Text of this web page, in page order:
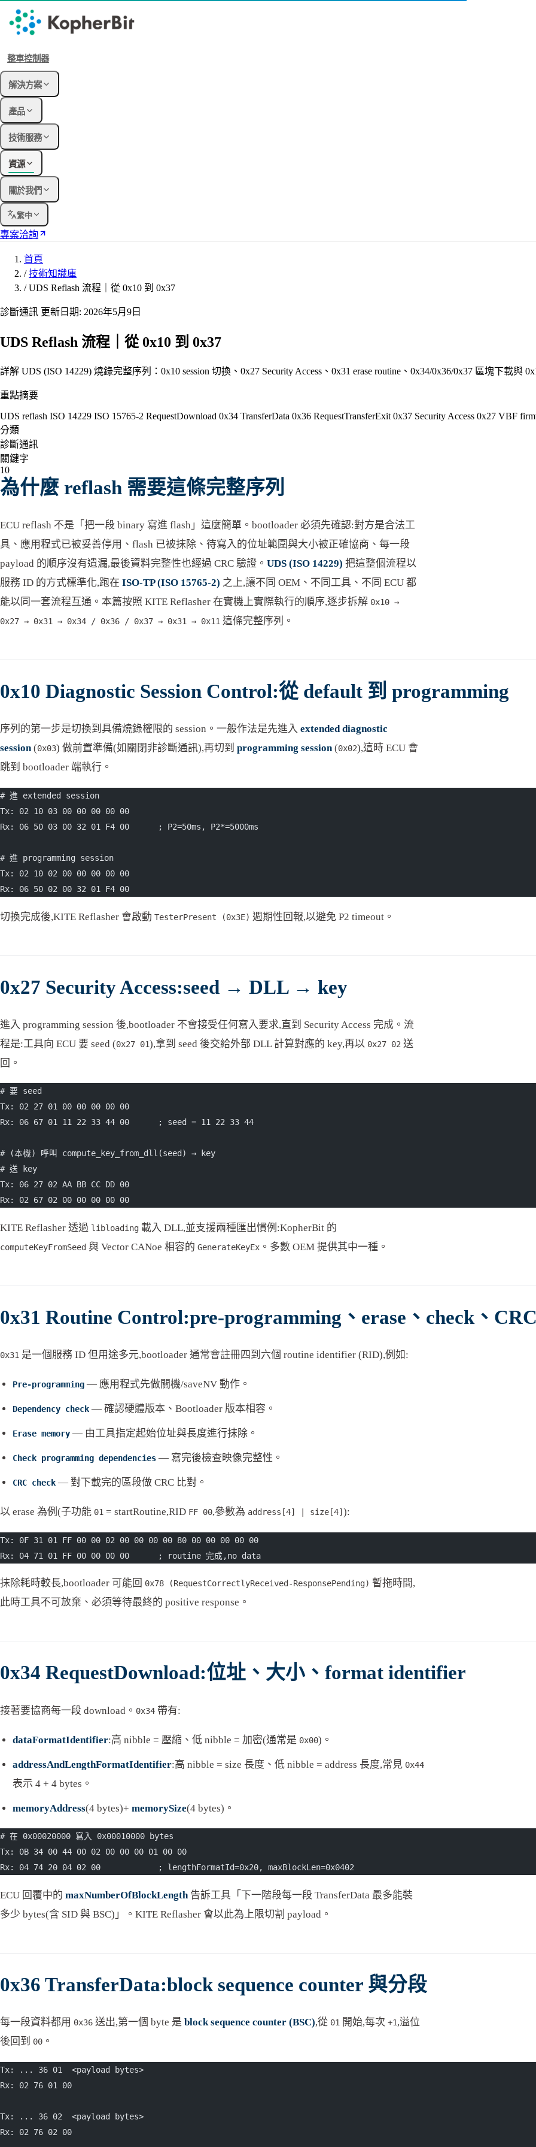
整車控制器
解決方案
產品
技術服務
資源
關於我們
繁中
專案洽詢
首頁
/ 技術知識庫
/ UDS Reflash 流程｜從 0x10 到 0x37
診斷通訊 更新日期: 2026年5月9日
UDS Reflash 流程｜從 0x10 到 0x37
詳解 UDS (ISO 14229) 燒錄完整序列：0x10 session 切換、0x27 Security Access、0x31 erase routine、0x34/0x36/0x37 區塊下載與
重點摘要
UDS reflash ISO 14229 ISO 15765-2 RequestDownload 0x34 TransferData 0x36 RequestTransferExit 0x37 Security Access 0x27 VBF
分類
診斷通訊
關鍵字
10
為什麼 reflash 需要這條完整序列
ECU reflash 不是「把一段 binary 寫進 flash」這麼簡單。bootloader 必須先確認:對方是合法工
具、應用程式已被妥善停用、flash 已被抹除、待寫入的位址範圍與大小被正確協商、每一段
payload 的順序沒有遺漏,最後資料完整性也經過 CRC 驗證。 UDS (ISO 14229) 把這整個流程以
服務 ID 的方式標準化,跑在 ISO-TP (ISO 15765-2) 之上,讓不同 OEM、不同工具、不同 ECU 都
能以同一套流程互通。本篇按照 KITE Reflasher 在實機上實際執行的順序,逐步拆解 0x10 →
0x27 → 0x31 → 0x34 / 0x36 / 0x37 → 0x31 → 0x11 這條完整序列。
0x10 Diagnostic Session Control:從 default 到 programming
序列的第一步是切換到具備燒錄權限的 session。一般作法是先進入 extended diagnostic
session(0x03) 做前置準備(如關閉非診斷通訊),再切到 programming session(0x02),這時 ECU 會
跳到 bootloader 端執行。
# 進 extended session
Tx: 02 10 03 00 00 00 00 00
Rx: 06 50 03 00 32 01 F4 00      ; P2=50ms, P2*=5000ms
# 進 programming session
Tx: 02 10 02 00 00 00 00 00
Rx: 06 50 02 00 32 01 F4 00
切換完成後,KITE Reflasher 會啟動 TesterPresent (0x3E) 週期性回報,以避免 P2 timeout。
0x27 Security Access:seed → DLL → key
進入 programming session 後,bootloader 不會接受任何寫入要求,直到 Security Access 完成。流
程是:工具向 ECU 要 seed (0x27 01),拿到 seed 後交給外部 DLL 計算對應的 key,再以 0x27 02 送
回。
# 要 seed
Tx: 02 27 01 00 00 00 00 00
Rx: 06 67 01 11 22 33 44 00      ; seed = 11 22 33 44
# (本機) 呼叫 compute_key_from_dll(seed) → key
# 送 key
Tx: 06 27 02 AA BB CC DD 00
Rx: 02 67 02 00 00 00 00 00
KITE Reflasher 透過 libloading 載入 DLL,並支援兩種匯出慣例:KopherBit 的
computeKeyFromSeed 與 Vector CANoe 相容的 GenerateKeyEx 。多數 OEM 提供其中一種。
0x31 Routine Control:pre-programming、erase、check、
0x31 是一個服務 ID 但用途多元,bootloader 通常會註冊四到六個 routine identifier (RID),例如:
Pre-programming— 應用程式先做關機/saveNV 動作。
Dependency check— 確認硬體版本、Bootloader 版本相容。
Erase memory— 由工具指定起始位址與長度進行抹除。
Check programming dependencies— 寫完後檢查映像完整性。
CRC check— 對下載完的區段做 CRC 比對。
以 erase 為例(子功能 01 = startRoutine,RID FF 00,參數為 address[4] | size[4] ):
Tx: 0F 31 01 FF 00 00 02 00 00 00 00 80 00 00 00 00 00
Rx: 04 71 01 FF 00 00 00 00      ; routine 完成,no data
抹除耗時較長,bootloader 可能回 0x78 (RequestCorrectlyReceived-ResponsePending) 暫拖時間,
此時工具不可放棄、必須等待最終的 positive response。
0x34 RequestDownload:位址、大小、format identifier
接著要協商每一段 download。 0x34 帶有:
dataFormatIdentifier:高 nibble = 壓縮、低 nibble = 加密(通常是 0x00)。
addressAndLengthFormatIdentifier:高 nibble = size 長度、低 nibble = address 長度,常見 0x44
表示 4 + 4 bytes。
memoryAddress(4 bytes)+ memorySize(4 bytes)。
# 在 0x00020000 寫入 0x00010000 bytes
Tx: 0B 34 00 44 00 02 00 00 00 01 00 00
Rx: 04 74 20 04 02 00            ; lengthFormatId=0x20, maxBlockLen=0x0402
ECU 回覆中的 maxNumberOfBlockLength告訴工具「下一階段每一段 TransferData 最多能裝
多少 bytes(含 SID 與 BSC)」。KITE Reflasher 會以此為上限切割 payload。
0x36 TransferData:block sequence counter 與分段
每一段資料都用 0x36 送出,第一個 byte 是 block sequence counter (BSC),從 01 開始,每次 +1,溢位
後回到
00 。
Tx: ... 36 01  <payload bytes>
Rx: 02 76 01 00
Tx: ... 36 02  <payload bytes>
Rx: 02 76 02 00